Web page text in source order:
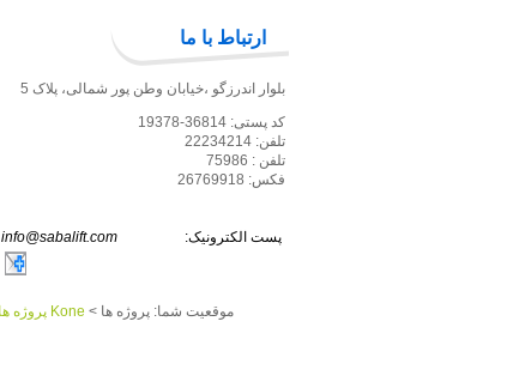
ارتباط با ما
بلوار اندرزگو ،خیابان وطن پور شمالی، پلاک 5
کد پستی: 36814-19378
تلفن: 22234214
تلفن : 75986
فکس: 26769918
پست الکترونیک: info@sabalift.com
موقعیت شما: پروژه ها > Kone پروژه های